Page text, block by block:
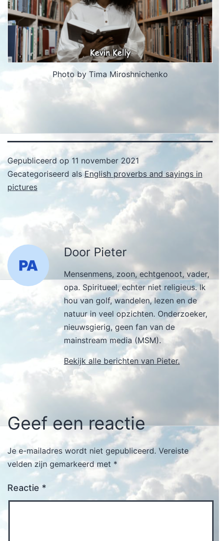
Photo by Tima Miroshnichenko
Gepubliceerd op11 november 2021
Gecategoriseerd alsEnglish proverbs and sayings in
pictures
Door Pieter
Mensenmens, zoon, echtgenoot, vader,
opa. Spiritueel, echter niet religieus. Ik
hou van golf, wandelen, lezen en de
natuur in veel opzichten. Onderzoeker,
nieuwsgierig, geen fan van de
mainstream media (MSM).
Bekijk alle berichten van Pieter.
Geef een reactie
Je e-mailadres wordt niet gepubliceerd. Vereiste
velden zijn gemarkeerd met *
Reactie *